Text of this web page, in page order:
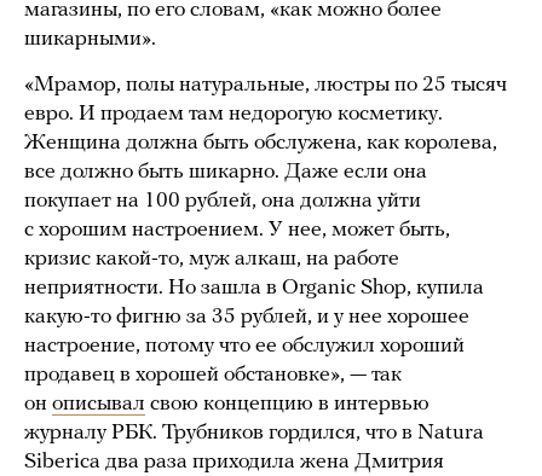
магазины, по его словам, «как можно более
шикарными».
«Мрамор, полы натуральные, люстры по 25 тысяч
евро. И продаем там недорогую косметику.
Женщина должна быть обслужена, как королева,
все должно быть шикарно. Даже если она
покупает на 100 рублей, она должна уйти
с хорошим настроением. У нее, может быть,
кризис какой-то, муж алкаш, на работе
неприятности. Но зашла в Organic Shop, купила
какую-то фигню за 35 рублей, и у нее хорошее
настроение, потому что ее обслужил хороший
продавец в хорошей обстановке», — так
он описывал свою концепцию в интервью
журналу РБК. Трубников гордился, что в Natura
Siberica два раза приходила жена Дмитрия